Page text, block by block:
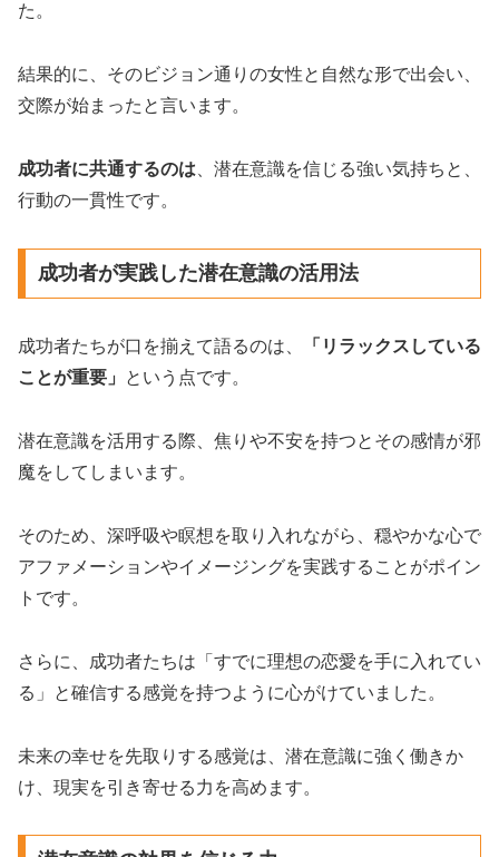
た。
結果的に、そのビジョン通りの女性と自然な形で出会い、
交際が始まったと言います。
成功者に共通するのは 、潜在意識を信じる強い気持ちと、
行動の一貫性です。
成功者が実践した潜在意識の活用法
成功者たちが口を揃えて語るのは、
「リラックスしている
ことが重要」
という点です。
潜在意識を活用する際、焦りや不安を持つとその感情が邪
魔をしてしまいます。
そのため、深呼吸や瞑想を取り入れながら、穏やかな心で
アファメーションやイメージングを実践することがポイン
トです。
さらに、成功者たちは「すでに理想の恋愛を手に入れてい
る」と確信する感覚を持つように心がけていました。
未来の幸せを先取りする感覚は、潜在意識に強く働きか
け、現実を引き寄せる力を高めます。